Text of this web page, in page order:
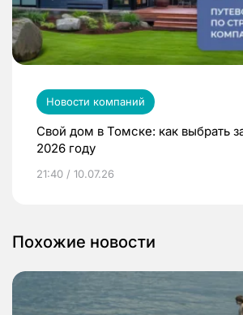
Новости компаний
Свой дом в Томске: как выбрать
2026 году
21:40 / 10.07.26
Похожие новости